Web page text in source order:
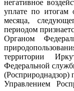
негативное
уплате по итогам
месяца,
периодом
Органом
территории
Федеральной
(Росприроднадзор)
Управлением